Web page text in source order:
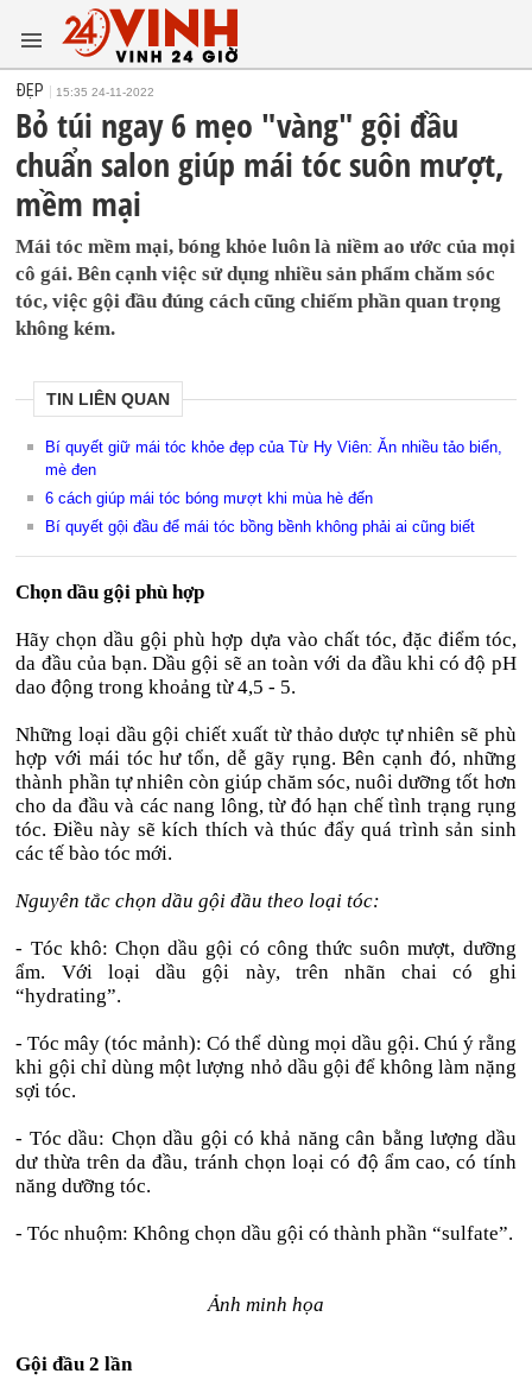
ĐẸP 15:35 24-11-2022
Bỏ túi ngay 6 mẹo "vàng" gội đầu
chuẩn salon giúp mái tóc suôn mượt,
mềm mại
Mái tóc mềm mại, bóng khỏe luôn là niềm ao ước của mọi
cô gái. Bên cạnh việc sử dụng nhiều sản phẩm chăm sóc
tóc, việc gội đầu đúng cách cũng chiếm phần quan trọng
không kém.
TIN LIÊN QUAN
Bí quyết giữ mái tóc khỏe đẹp của Từ Hy Viên: Ăn nhiều tảo biển,
mè đen
6 cách giúp mái tóc bóng mượt khi mùa hè đến
Bí quyết gội đầu để mái tóc bồng bềnh không phải ai cũng biết
Chọn dầu gội phù hợp
Hãy chọn dầu gội phù hợp dựa vào chất tóc, đặc điểm tóc,
da đầu của bạn. Dầu gội sẽ an toàn với da đầu khi có độ pH
dao động trong khoảng từ 4,5 - 5.
Những loại dầu gội chiết xuất từ thảo dược tự nhiên sẽ phù
hợp với mái tóc hư tổn, dễ gãy rụng. Bên cạnh đó, những
thành phần tự nhiên còn giúp chăm sóc, nuôi dưỡng tốt hơn
cho da đầu và các nang lông, từ đó hạn chế tình trạng rụng
tóc. Điều này sẽ kích thích và thúc đẩy quá trình sản sinh
các tế bào tóc mới.
Nguyên tắc chọn dầu gội đầu theo loại tóc:
- Tóc khô: Chọn dầu gội có công thức suôn mượt, dưỡng
ẩm. Với loại dầu gội này, trên nhãn chai có ghi
“hydrating”.
- Tóc mây (tóc mảnh): Có thể dùng mọi dầu gội. Chú ý rằng
khi gội chỉ dùng một lượng nhỏ dầu gội để không làm nặng
sợi tóc.
- Tóc dầu: Chọn dầu gội có khả năng cân bằng lượng dầu
dư thừa trên da đầu, tránh chọn loại có độ ẩm cao, có tính
năng dưỡng tóc.
- Tóc nhuộm: Không chọn dầu gội có thành phần “sulfate”.
Ảnh minh họa
Gội đầu 2 lần